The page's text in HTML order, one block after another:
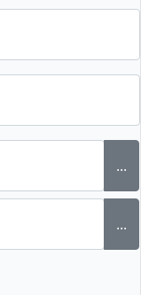
...
...